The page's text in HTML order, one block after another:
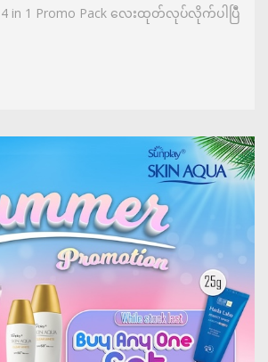
4 in 1 Promo Pack လေးထုတ်လုပ်လိုက်ပါပြီဲ